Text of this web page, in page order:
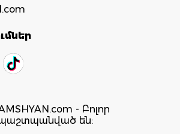
- Բոլոր
պաշտպանված են: